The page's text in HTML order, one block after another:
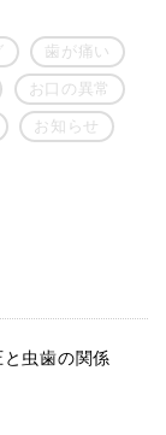
歯が痛い
お口の異常
お知らせ
虫歯の関係